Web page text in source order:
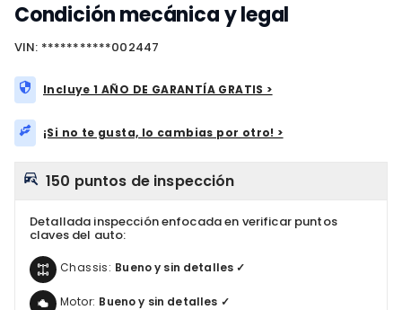
Condición mecánica y legal
VIN: ***********002447
Incluye 1 AÑO DE GARANTÍA GRATIS >
¡Si no te gusta, lo cambias por otro! >
150 puntos de inspección
Detallada inspección enfocada en verificar puntos
claves del auto:
Chassis: Bueno y sin detalles ✓
Motor: Bueno y sin detalles ✓